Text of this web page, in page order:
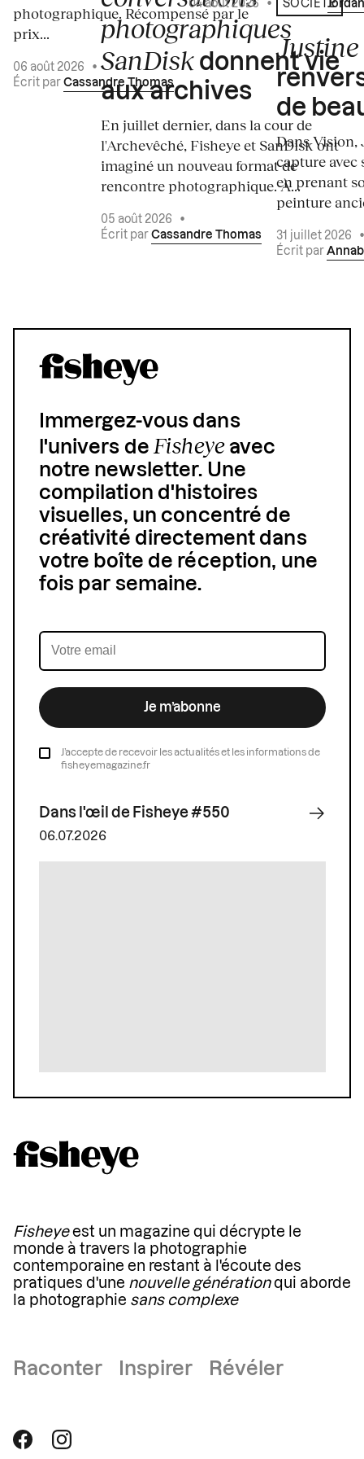
photographique. Récompensé par le
prix...
06 août 2026
•
Écrit par Cassandre Thomas
photographiques
SanDisk donnent vie
aux archives
En juillet dernier, dans la cour de
l'Archevêché, Fisheye et SanDisk ont
imaginé un nouveau format de
rencontre photographique. À...
05 août 2026
•
Écrit par Cassandre Thomas
04 août 2026 • Écrit par
SOCIÉTÉ
de
Dans
capture avec
en prenant
peinture
31 juillet 2026
Écrit par
Immergez-vous dans
l'univers deFisheyeavec
notre newsletter. Une
compilation d'histoires
visuelles, un concentré de
créativité directement dans
votre boîte de réception, une
fois par semaine.
Je m’abonne
J’accepte de recevoir les actualités et les informations de
fisheyemagazine.fr
Dans l'œil de Fisheye #550
06.07.2026
Fisheyeest un magazine qui décrypte le
monde à travers la photographie
contemporaine en restant à l'écoute des
pratiques d'une nouvelle générationqui aborde
la photographie sans complexe
Raconter Inspirer Révéler